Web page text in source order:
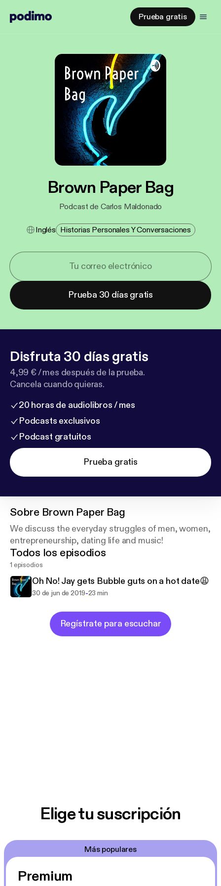
Prueba gratis
Brown Paper Bag
Podcast de Carlos Maldonado
Inglés Historias Personales Y Conversaciones
Prueba 30 días gratis
Disfruta 30 días gratis
4,99 € / mes después de la prueba.
Cancela cuando quieras.
20 horas de audiolibros / mes
Podcasts exclusivos
Podcast gratuitos
Prueba gratis
Sobre Brown Paper Bag
We discuss the everyday struggles of men, women,
entrepreneurship, dating life and music!
Todos los episodios
1 episodios
Oh No! Jay gets Bubble guts on a hot date😩
30 de jun de 2019-23 min
Regístrate para escuchar
Elige tu suscripción
Más populares
Premium